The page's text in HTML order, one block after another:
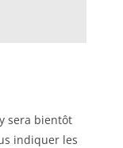
sera bientôt
indiquer les